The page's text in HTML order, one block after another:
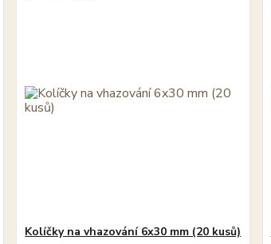
Kolíčky na vhazování 6x30 mm (20 kusů)